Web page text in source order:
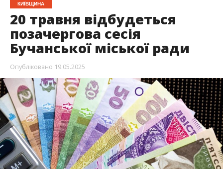
КИЇВЩИНА
20 травня відбудеться
позачергова сесія
Бучанської міської ради
Опубліковано 19.05.2025